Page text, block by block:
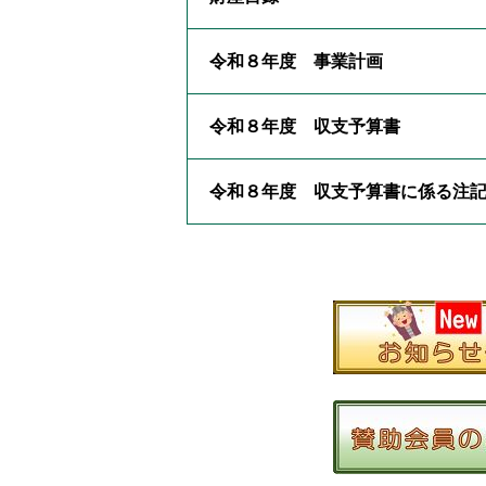
令和８年度 事業計画
令和８年度 収支予算書
令和８年度 収支予算書に係る注記